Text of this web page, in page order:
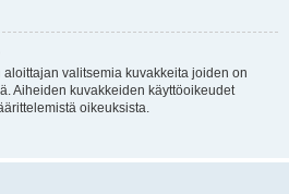
valitsemia kuvakkeita joiden on
Aiheiden kuvakkeiden käyttöoikeudet
oikeuksista.